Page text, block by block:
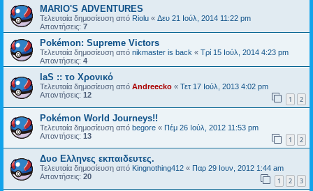
MARIO'S ADVENTURES
Τελευταία δημοσίευση από Riolu « Δευ 21 Ιούλ, 2014 11:22 pm
Απαντήσεις: 7
Pokémon: Supreme Victors
Τελευταία δημοσίευση από nikmaster is back « Τρί 15 Ιούλ, 2014 4:23 pm
Απαντήσεις: 4
IaS :: το Χρονικό
Τελευταία δημοσίευση από Andreecko « Τετ 17 Ιούλ, 2013 4:02 pm
Απαντήσεις: 12 1 2
Pokémon World Journeys!!
Τελευταία δημοσίευση από begore « Πέμ 26 Ιούλ, 2012 11:53 pm
Απαντήσεις: 13 1 2
Δυο Ελληνες εκπαιδευτες.
Τελευταία δημοσίευση από Kingnothing412 « Παρ 29 Ιουν, 2012 1:44 am
Απαντήσεις: 20 1 2 3